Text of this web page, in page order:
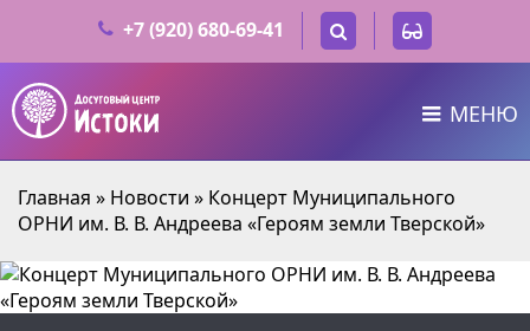
+7 (920) 680-69-41
МЕНЮ
Главная » Новости » Концерт Муниципального
ОРНИ им. В. В. Андреева «Героям земли Тверской»